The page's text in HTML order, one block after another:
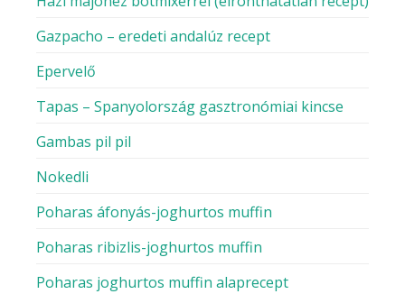
Gazpacho – eredeti andalúz recept
Epervelő
Tapas – Spanyolország gasztronómiai kincse
Gambas pil pil
Nokedli
Poharas áfonyás-joghurtos muffin
Poharas ribizlis-joghurtos muffin
Poharas joghurtos muffin alaprecept